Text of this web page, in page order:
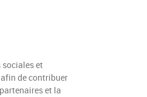
et
de contribuer
et la